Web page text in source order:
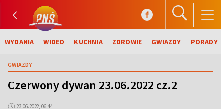
WYDANIA WIDEO KUCHNIA ZDROWIE GWIAZDY PORADY
GWIAZDY
Czerwony dywan 23.06.2022 cz.2
23.06.2022, 06:44